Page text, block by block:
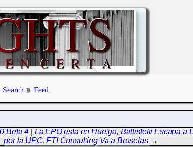
Search Feed
Beta 4| La EPO esta en Huelga, Battistelli Escapa a
por la UPC, FTI Consulting Va a Bruselas→